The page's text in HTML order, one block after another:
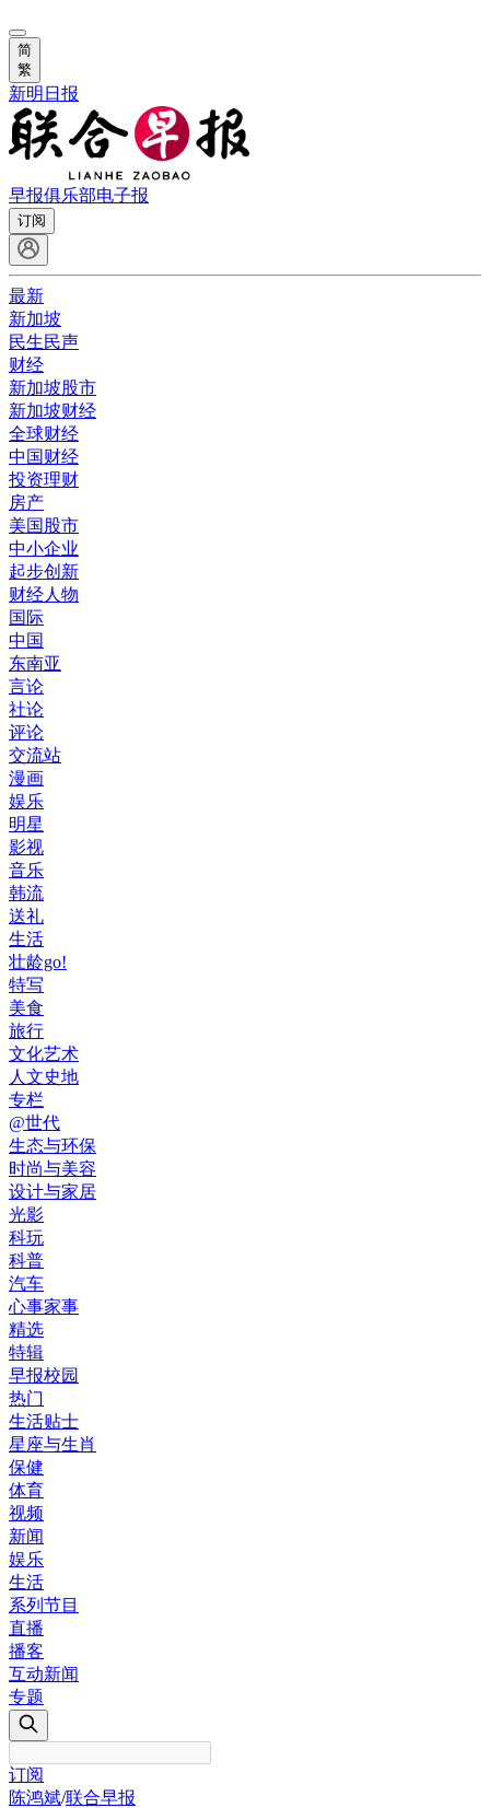
简
繁
新明日报
早报俱乐部电子报
订阅
最新
新加坡
民生民声
财经
新加坡股市
新加坡财经
全球财经
中国财经
投资理财
房产
美国股市
中小企业
起步创新
财经人物
国际
中国
东南亚
言论
社论
评论
交流站
漫画
娱乐
明星
影视
音乐
韩流
送礼
生活
壮龄go!
特写
美食
旅行
文化艺术
人文史地
专栏
@世代
生态与环保
时尚与美容
设计与家居
光影
科玩
科普
汽车
心事家事
精选
特辑
早报校园
热门
生活贴士
星座与生肖
保健
体育
视频
新闻
娱乐
生活
系列节目
直播
播客
互动新闻
专题
订阅
陈鸿斌/联合早报